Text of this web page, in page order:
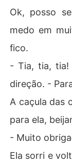
Ok, posso
medo em
fico.
- Tia, tia, tia!
direção. -
A caçula das
para ela,
- Muito
Ela sorri e